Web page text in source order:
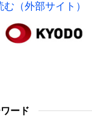
（外部サイト）
ード